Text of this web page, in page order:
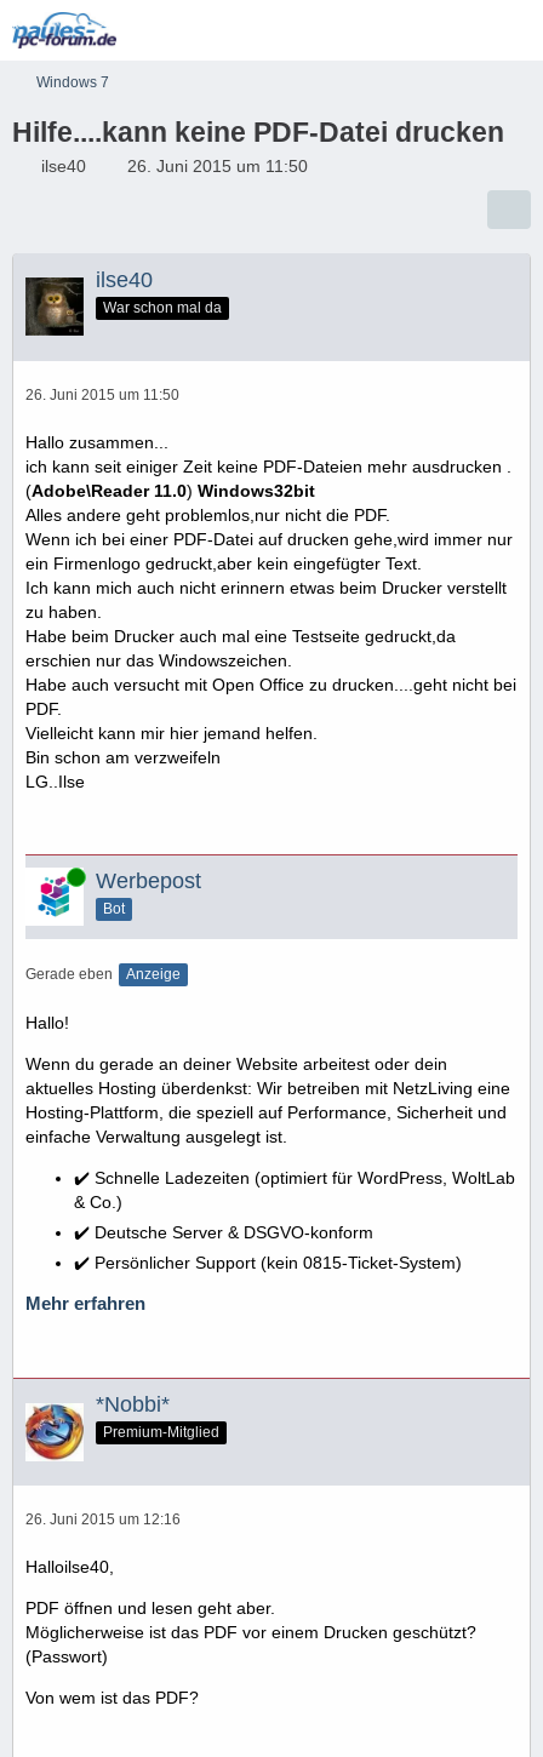
Windows 7
Hilfe....kann keine PDF-Datei drucken
ilse40 26. Juni 2015 um 11:50
ilse40
War schon mal da
26. Juni 2015 um 11:50
Hallo zusammen...
ich kann seit einiger Zeit keine PDF-Dateien mehr ausdrucken .
(Adobe\Reader 11.0) Windows32bit
Alles andere geht problemlos,nur nicht die PDF.
Wenn ich bei einer PDF-Datei auf drucken gehe,wird immer nur
ein Firmenlogo gedruckt,aber kein eingefügter Text.
Ich kann mich auch nicht erinnern etwas beim Drucker verstellt
zu haben.
Habe beim Drucker auch mal eine Testseite gedruckt,da
erschien nur das Windowszeichen.
Habe auch versucht mit Open Office zu drucken....geht nicht bei
PDF.
Vielleicht kann mir hier jemand helfen.
Bin schon am verzweifeln
LG..Ilse
Online Werbepost
Bot
Gerade eben Anzeige
Hallo!
Wenn du gerade an deiner Website arbeitest oder dein
aktuelles Hosting überdenkst: Wir betreiben mit NetzLiving eine
Hosting-Plattform, die speziell auf Performance, Sicherheit und
einfache Verwaltung ausgelegt ist.
✔️ Schnelle Ladezeiten (optimiert für WordPress, WoltLab
& Co.)
✔️ Deutsche Server & DSGVO-konform
✔️ Persönlicher Support (kein 0815-Ticket-System)
Mehr erfahren
*Nobbi*
Premium-Mitglied
26. Juni 2015 um 12:16
Halloilse40,
PDF öffnen und lesen geht aber.
Möglicherweise ist das PDF vor einem Drucken geschützt?
(Passwort)
Von wem ist das PDF?